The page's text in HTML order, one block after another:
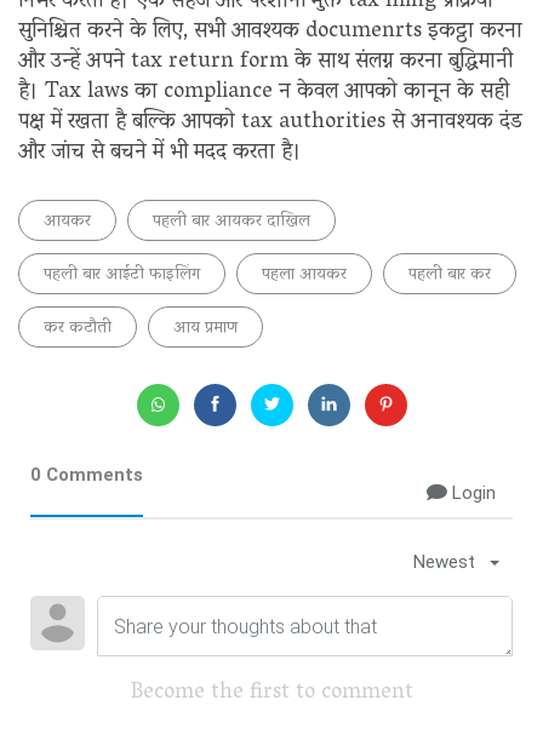
सुनिश्चित करने के लिए, सभी आवश्यक documenrts इकट्ठा करना
और उन्हें अपने tax return form के साथ संलग्न करना बुद्धिमानी
है। Tax laws का compliance न केवल आपको कानून के सही
पक्ष में रखता है बल्कि आपको tax authorities से अनावश्यक दंड
और जांच से बचने में भी मदद करता है।
आयकर
पहली बार आयकर दाखिल
पहली बार आईटी फाइलिंग
पहला आयकर
पहली बार कर
कर कटौती
आय प्रमाण
0 Comments
Login
Newest
Become the first to comment